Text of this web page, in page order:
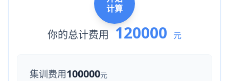
计算
你的总计费用 120000 元
集训费用100000元